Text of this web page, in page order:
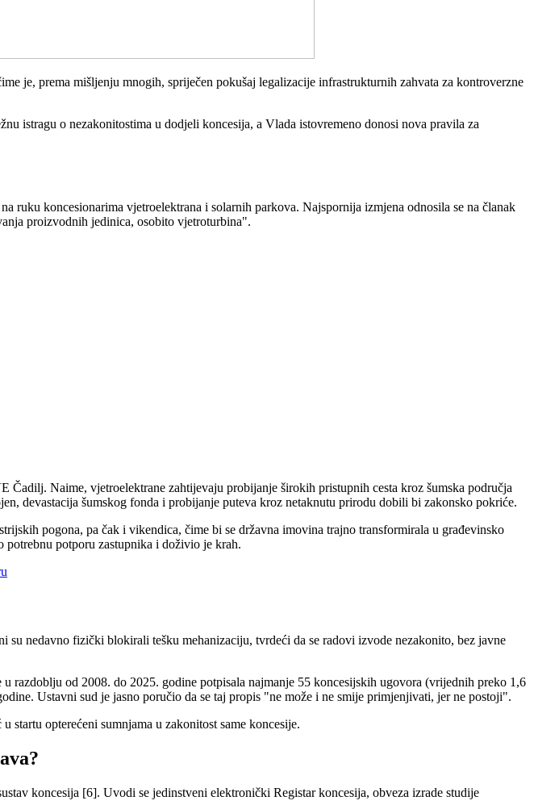
je, prema mišljenju mnogih, spriječen pokušaj legalizacije infrastrukturnih zahvata za kontroverzne
istragu o nezakonitostima u dodjeli koncesija, a Vlada istovremeno donosi nova pravila za
ruku koncesionarima vjetroelektrana i solarnih parkova. Najspornija izmjena odnosila se na članak
proizvodnih jedinica, osobito vjetroturbina".
Naime, vjetroelektrane zahtijevaju probijanje širokih pristupnih cesta kroz šumska područja
devastacija šumskog fonda i probijanje puteva kroz netaknutu prirodu dobili bi zakonsko pokriće.
pogona, pa čak i vikendica, čime bi se državna imovina trajno transformirala u građevinsko
potporu zastupnika i doživio je krah.
nedavno fizički blokirali tešku mehanizaciju, tvrdeći da se radovi izvode nezakonito, bez javne
razdoblju od 2008. do 2025. godine potpisala najmanje 55 koncesijskih ugovora (vrijednih preko 1,6
Ustavni sud je jasno poručio da se taj propis "ne može i ne smije primjenjivati, jer ne postoji".
opterećeni sumnjama u zakonitost same koncesije.
koncesija [6]. Uvodi se jedinstveni elektronički Registar koncesija, obveza izrade studije